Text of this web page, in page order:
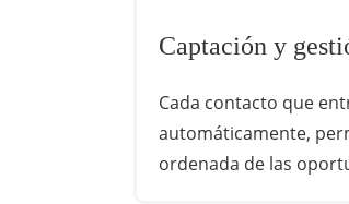
Captación y
Cada contacto que
automáticamente,
ordenada de las